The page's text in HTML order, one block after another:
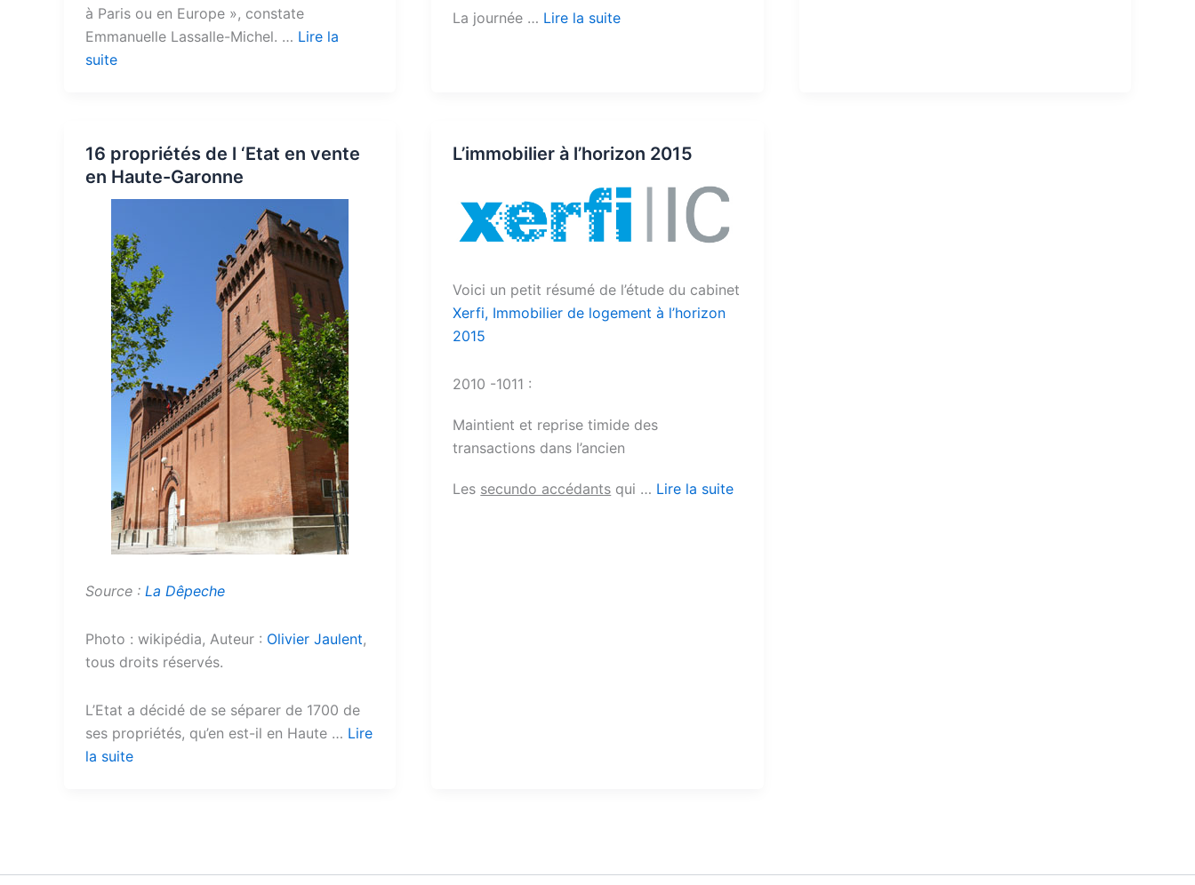
à Paris ou en Europe », constate
Emmanuelle Lassalle-Michel. … Lire la
suite
La journée … Lire la suite
16 propriétés de l ‘Etat en vente
en Haute-Garonne
Source : La Dêpeche
Photo : wikipédia, Auteur : Olivier Jaulent,
tous droits réservés.
L’Etat a décidé de se séparer de 1700 de
ses propriétés, qu’en est-il en Haute … Lire
la suite
L’immobilier à l’horizon 2015
Voici un petit résumé de l’étude du cabinet
Xerfi, Immobilier de logement à l’horizon
2015
2010 -1011 :
Maintient et reprise timide des
transactions dans l’ancien
Les secundo accédants qui … Lire la suite